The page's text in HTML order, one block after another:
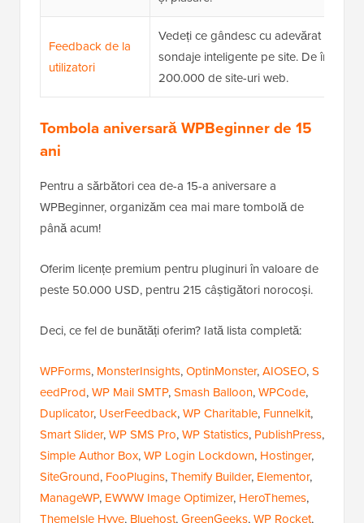
Feedback de la
utilizatori
Vedeți ce gândesc cu adevărat
sondaje inteligente pe site. De
200.000 de site-uri web.
Tombola aniversară WPBeginner de 15
ani
Pentru a sărbători cea de-a 15-a aniversare a
WPBeginner, organizăm cea mai mare tombolă de
până acum!
Oferim licențe premium pentru pluginuri în valoare de
peste 50.000 USD, pentru 215 câștigători norocoși.
Deci, ce fel de bunătăți oferim? Iată lista completă:
WPForms, MonsterInsights,OptinMonster,AIOSEO,S
eedProd,WP Mail SMTP,Smash Balloon,WPCode,
Duplicator, UserFeedback,WP Charitable, Funnelkit,
Smart Slider,WP SMS Pro,WP Statistics, PublishPress,
Simple Author Box,WP Login Lockdown, Hostinger,
SiteGround, FooPlugins,Themify Builder, Elementor,
ManageWP, EWWW Image Optimizer, HeroThemes,
ThemeIsle Hyve, Bluehost,GreenGeeks,WP Rocket,